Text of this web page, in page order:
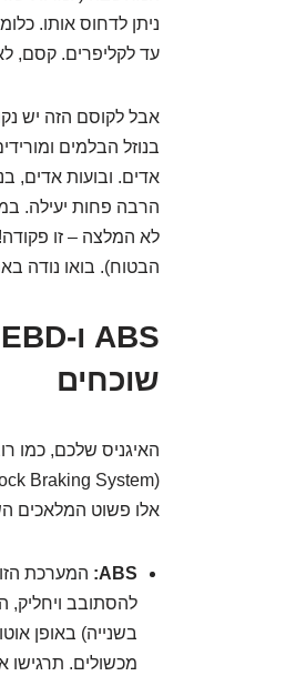
ניתן לדחוס אותו.
עד לקליפרים. קסם,
אבל לקוסם הזה יש
בנוזל הבלמים
אדים. ובועות אדים,
הרבה פחות יעילה.
לא המלצה – זו
הבטוח). בואו נודה
שוכחים
אלו פשוט המלאכים
ABS:
המערכת
בשנייה) באופן
מכשולים. תרגישו